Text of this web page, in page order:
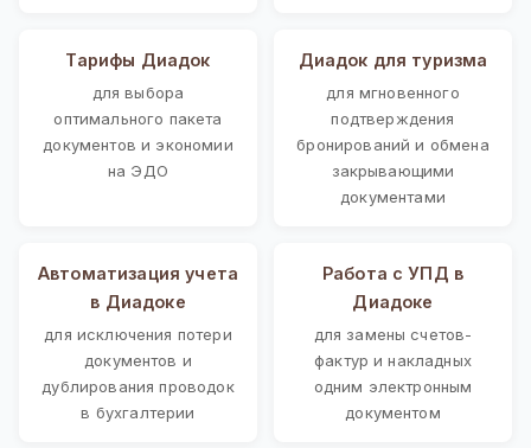
Тарифы Диадок
для выбора
оптимального пакета
документов и экономии
на ЭДО
Диадок для туризма
для мгновенного
подтверждения
бронирований и обмена
закрывающими
документами
Автоматизация учета
в Диадоке
для исключения потери
документов и
дублирования проводок
в бухгалтерии
Работа с УПД в
Диадоке
для замены счетов-
фактур и накладных
одним электронным
документом